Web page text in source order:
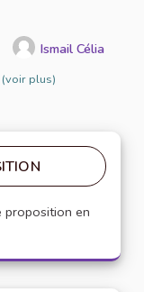
Ismail Célia
(voir plus)
proposition en